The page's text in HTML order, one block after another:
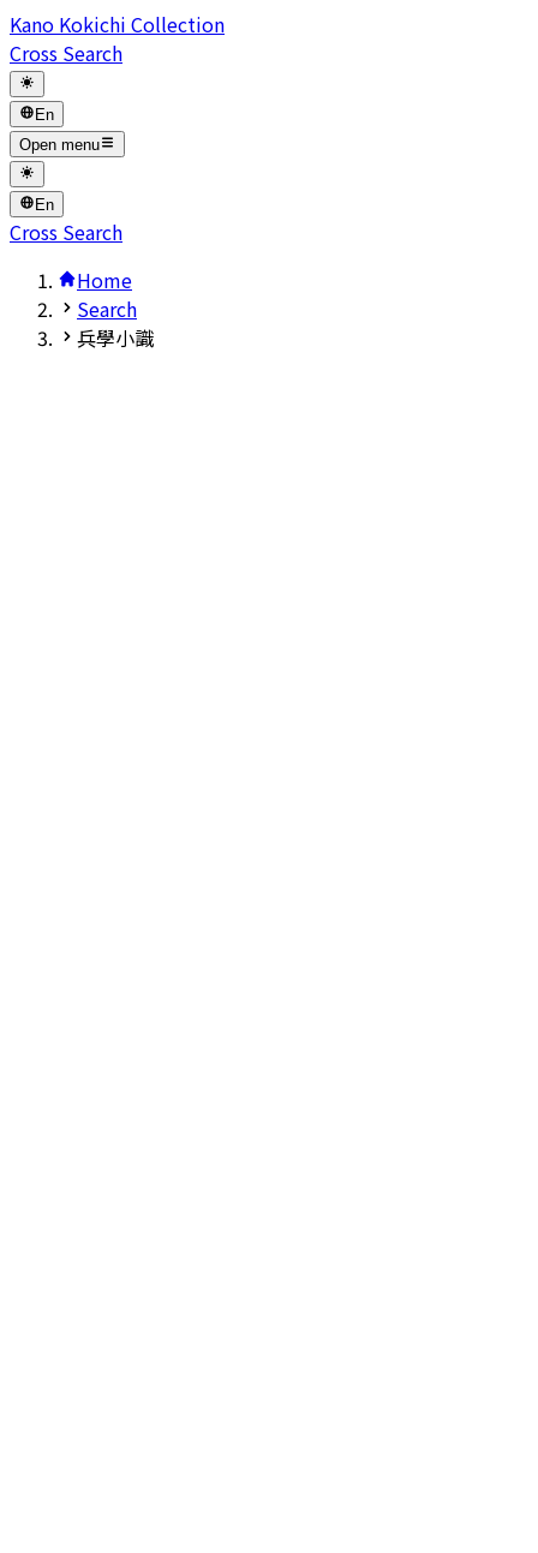
Kano Kokichi Collection
Cross Search
En
Open menu
En
Cross Search
Home
Search
兵學小識